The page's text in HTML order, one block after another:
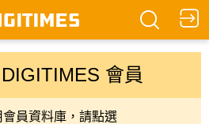
會員
員資料庫，請點選